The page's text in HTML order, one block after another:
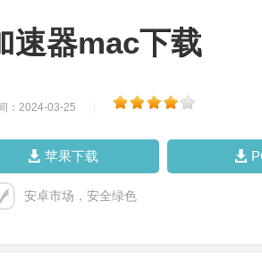
速器mac下载
：2024-03-25
苹果下载
安卓市场，安全绿色